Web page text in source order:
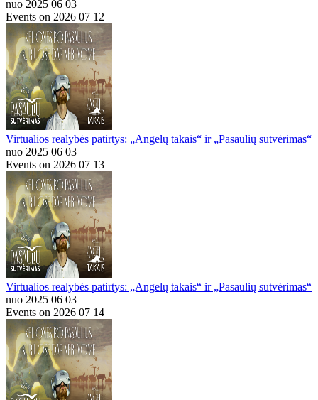
nuo 2025 06 03
Events on 2026 07 12
Virtualios realybės patirtys: „Angelų takais“ ir „Pasaulių sutvėrimas“
nuo 2025 06 03
Events on 2026 07 13
Virtualios realybės patirtys: „Angelų takais“ ir „Pasaulių sutvėrimas“
nuo 2025 06 03
Events on 2026 07 14